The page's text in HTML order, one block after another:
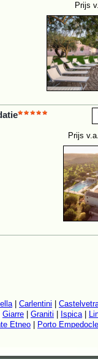
Prijs
Prijs v.a.
| Carlentini
Giarre Graniti Ispica|
Etneo Porto Empedocle